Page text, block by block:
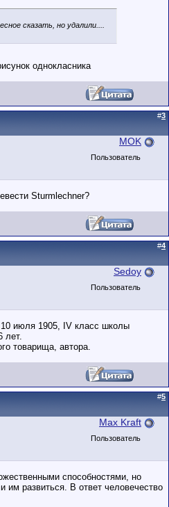
сказать, но удалили....
однокласника
#3
MOK
Пользователь
Sturmlechner?
#4
Sedoy
Пользователь
июля 1905, IV класс школы
лет.
товарища, автора.
#5
Max Kraft
Пользователь
способностями, но
им развиться. В ответ человечество